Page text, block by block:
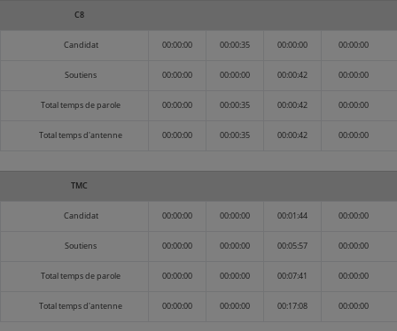
C8
Candidat 00:00:00 00:00:35 00:00:00 00:00:00
Soutiens 00:00:00 00:00:00 00:00:42 00:00:00
Total temps de parole 00:00:00 00:00:35 00:00:42 00:00:00
Total temps d'antenne 00:00:00 00:00:35 00:00:42 00:00:00
TMC
Candidat 00:00:00 00:00:00 00:01:44 00:00:00
Soutiens 00:00:00 00:00:00 00:05:57 00:00:00
Total temps de parole 00:00:00 00:00:00 00:07:41 00:00:00
Total temps d'antenne 00:00:00 00:00:00 00:17:08 00:00:00